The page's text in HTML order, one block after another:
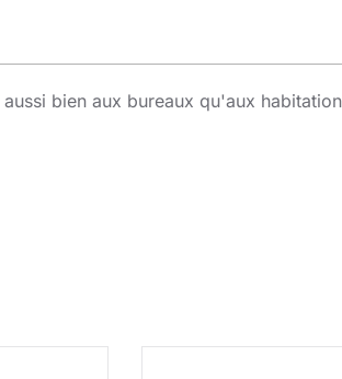
bien aux bureaux qu'aux